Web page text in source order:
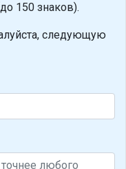
150 знаков).
следующую